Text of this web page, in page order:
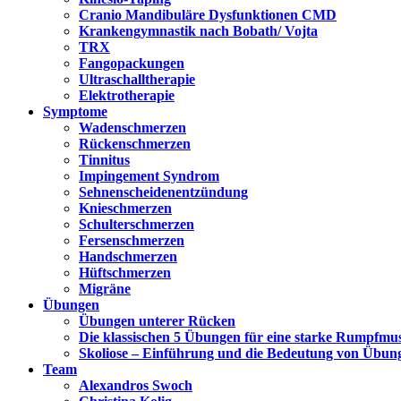
Cranio Mandibuläre Dysfunktionen CMD
Krankengymnastik nach Bobath/ Vojta
TRX
Fangopackungen
Ultraschalltherapie
Elektrotherapie
Symptome
Wadenschmerzen
Rückenschmerzen
Tinnitus
Impingement Syndrom
Sehnenscheidenentzündung
Knieschmerzen
Schulterschmerzen
Fersenschmerzen
Handschmerzen
Hüftschmerzen
Migräne
Übungen
Übungen unterer Rücken
Die klassischen 5 Übungen für eine starke
Skoliose – Einführung und die Bedeutung von
Team
Alexandros Swoch